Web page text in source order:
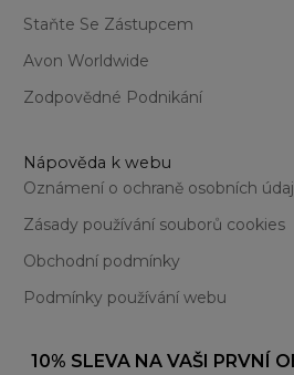
Staňte Se Zástupcem
Avon Worldwide
Zodpovědné Podnikání
Nápověda k webu
Oznámení o ochraně osobních
Zásady používání souborů cookies
Obchodní podmínky
Podmínky používání webu
10% SLEVA NA VAŠI PRVNÍ